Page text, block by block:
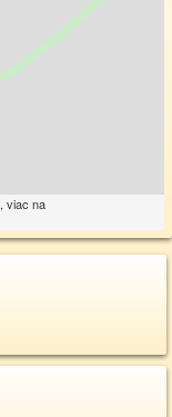
, viac na